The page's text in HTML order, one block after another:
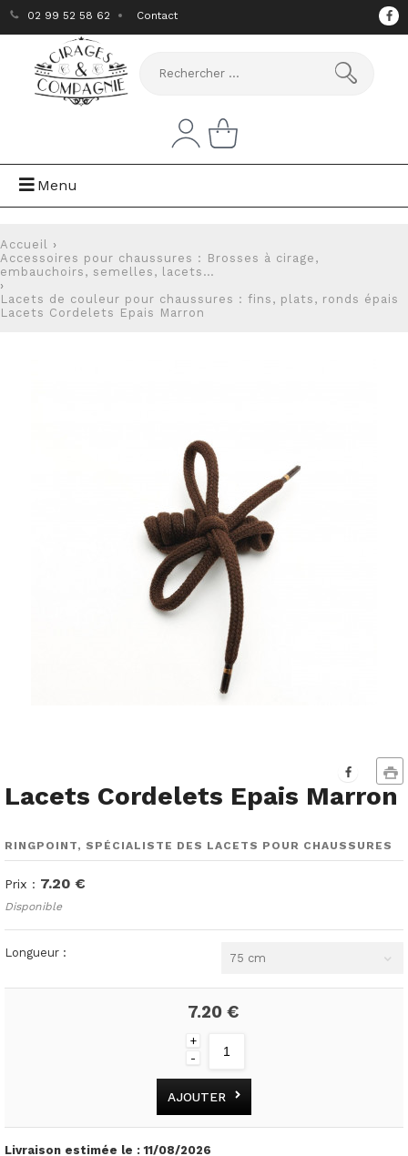
02 99 52 58 62 Contact
Menu
Accueil ›
Accessoires pour chaussures : Brosses à cirage,
embauchoirs, semelles, lacets…
›
Lacets de couleur pour chaussures : fins, plats, ronds épais
Lacets Cordelets Epais Marron
Lacets Cordelets Epais Marron
RINGPOINT, SPÉCIALISTE DES LACETS POUR CHAUSSURES
Prix : 7.20 €
Disponible
Longueur : 75 cm
7.20 €
+
-
AJOUTER
Livraison estimée le :11/08/2026